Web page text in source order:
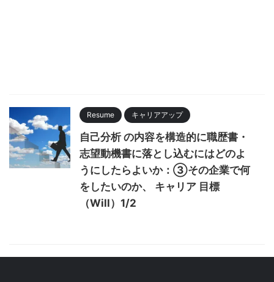
Resume キャリアアップ
自己分析 の内容を構造的に職歴書・
志望動機書に落とし込むにはどのよ
うにしたらよいか：③その企業で何
をしたいのか、 キャリア 目標
（Will）1/2